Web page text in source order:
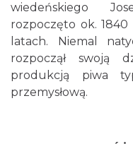
wiedeńskiego
rozpoczęto ok.
latach. Niemal
rozpoczął swoją
produkcją piwa
przemysłową.